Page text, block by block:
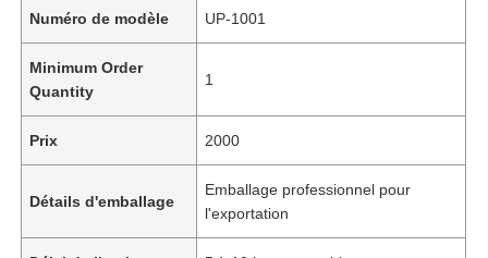
Numéro de modèle UP-1001
Minimum Order
Quantity
1
Prix 2000
Détails d'emballage
Emballage professionnel pour
l'exportation